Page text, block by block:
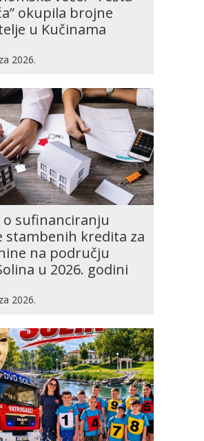
okupila brojne
u Kučinama
2026.
o sufinanciranju
stambenih kredita za
na području
u 2026. godini
2026.